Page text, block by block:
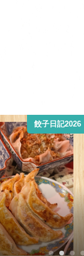
餃子日記2026